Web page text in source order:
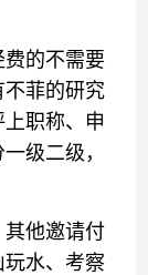
的不需要
菲的研究
职称、申
级二级，
他邀请付
水、考察